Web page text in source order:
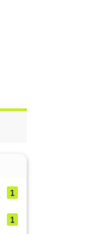
1
1